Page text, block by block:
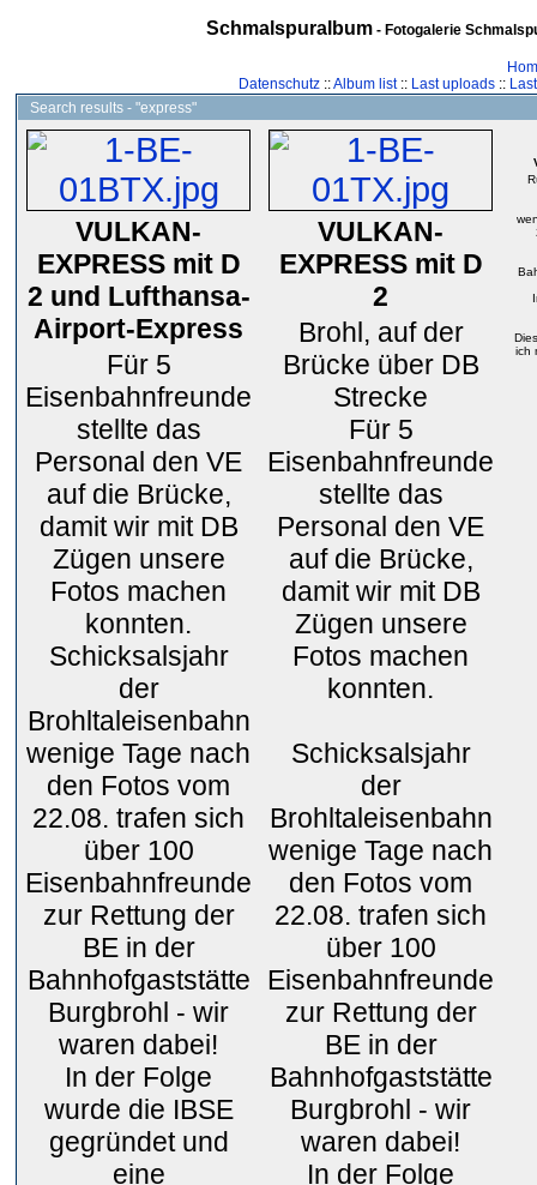
Schmalspuralbum- Fotogalerie
Datenschutz::Album list:: Last uploads::
Search results - "express"
VULKAN-
EXPRESS mit D
2 und Lufthansa-
Airport-Express
Für 5
Eisenbahnfreunde
stellte das
Personal den VE
auf die Brücke,
damit wir mit DB
Zügen unsere
Fotos machen
konnten.
Schicksalsjahr
der
Brohltaleisenbahn
wenige Tage nach
den Fotos vom
22.08. trafen sich
über 100
Eisenbahnfreunde
zur Rettung der
BE in der
Bahnhofgaststätte
Burgbrohl - wir
waren dabei!
In der Folge
wurde die IBSE
gegründet und
eine
VULKAN-
EXPRESS mit D
2
Brohl, auf der
Brücke über DB
Strecke
Für 5
Eisenbahnfreunde
stellte das
Personal den VE
auf die Brücke,
damit wir mit DB
Zügen unsere
Fotos machen
konnten.
Schicksalsjahr
der
Brohltaleisenbahn
wenige Tage nach
den Fotos vom
22.08. trafen sich
über 100
Eisenbahnfreunde
zur Rettung der
BE in der
Bahnhofgaststätte
Burgbrohl - wir
waren dabei!
In der Folge
ich